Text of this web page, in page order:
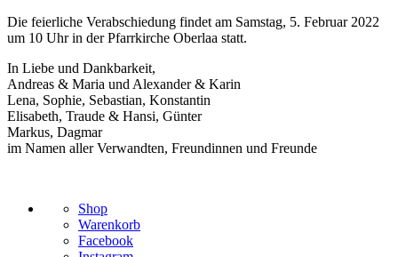
Die feierliche Verabschiedung findet am Samstag, 5. Februar 2022
um 10 Uhr in der Pfarrkirche Oberlaa statt.
In Liebe und Dankbarkeit,
Andreas & Maria und Alexander & Karin
Lena, Sophie, Sebastian, Konstantin
Elisabeth, Traude & Hansi, Günter
Markus, Dagmar
im Namen aller Verwandten, Freundinnen und Freunde
Shop
Warenkorb
Facebook